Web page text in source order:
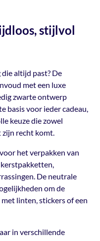
met een luxe
zwarte ontwerp
basis voor ieder
tot zijn recht
het verpakken
kerstpakketten,
De
te
eigen logo.
in verschillende
verpakking
keuze voor
stijlvol
altijd past? De
met een luxe
zwarte ontwerp
basis voor ieder cadeau,
keuze die zowel
recht komt.
het verpakken van
De neutrale
om de
linten, stickers of een
in verschillende